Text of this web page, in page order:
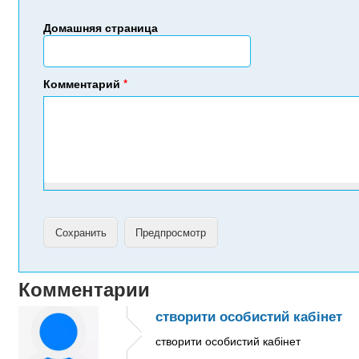
Домашняя страница
Комментарий*
Комментарии
створити особистий кабінет
створити особистий кабінет